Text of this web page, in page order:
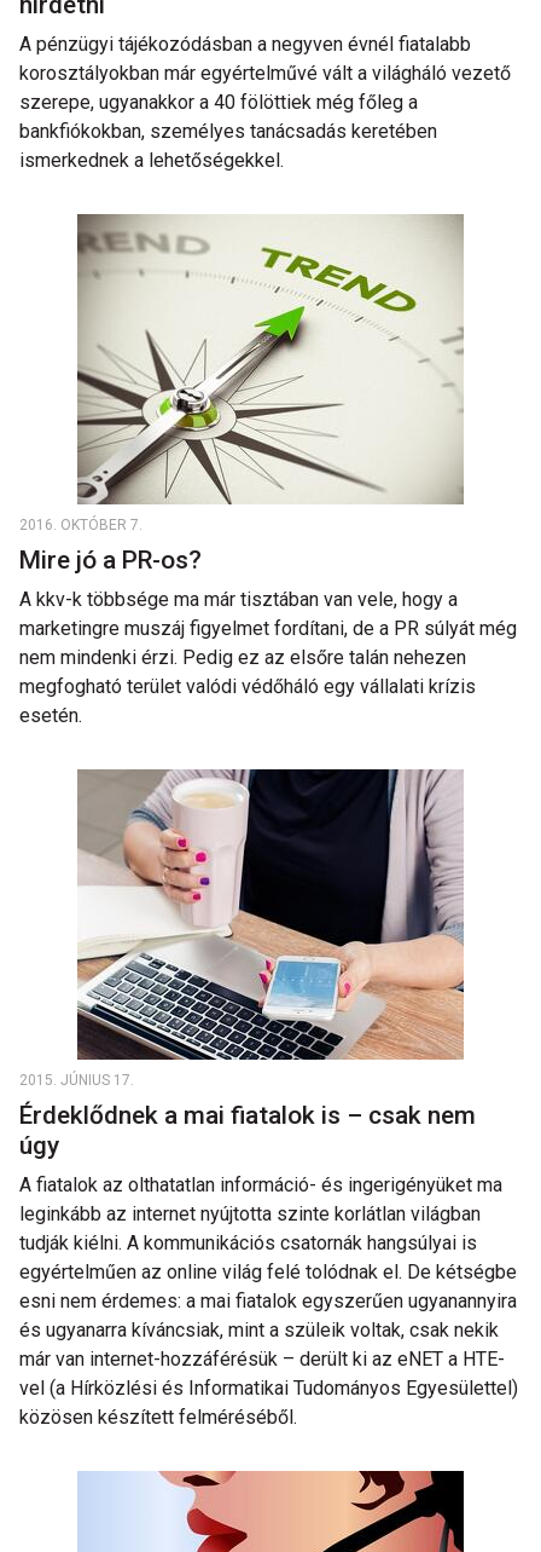
A pénzügyi tájékozódásban a negyven évnél fiatalabb
korosztályokban már egyértelművé vált a világháló vezető
szerepe, ugyanakkor a 40 fölöttiek még főleg a
bankfiókokban, személyes tanácsadás keretében
ismerkednek a lehetőségekkel.
2016. OKTÓBER 7.
Mire jó a PR-os?
A kkv-k többsége ma már tisztában van vele, hogy a
marketingre muszáj figyelmet fordítani, de a PR súlyát még
nem mindenki érzi. Pedig ez az elsőre talán nehezen
megfogható terület valódi védőháló egy vállalati krízis
esetén.
2015. JÚNIUS 17.
Érdeklődnek a mai fiatalok is – csak nem
úgy
A fiatalok az olthatatlan információ- és ingerigényüket ma
leginkább az internet nyújtotta szinte korlátlan világban
tudják kiélni. A kommunikációs csatornák hangsúlyai is
egyértelműen az online világ felé tolódnak el. De kétségbe
esni nem érdemes: a mai fiatalok egyszerűen ugyanannyira
és ugyanarra kíváncsiak, mint a szüleik voltak, csak nekik
már van internet-hozzáférésük – derült ki az eNET a HTE-
vel (a Hírközlési és Informatikai Tudományos Egyesülettel)
közösen készített felméréséből.